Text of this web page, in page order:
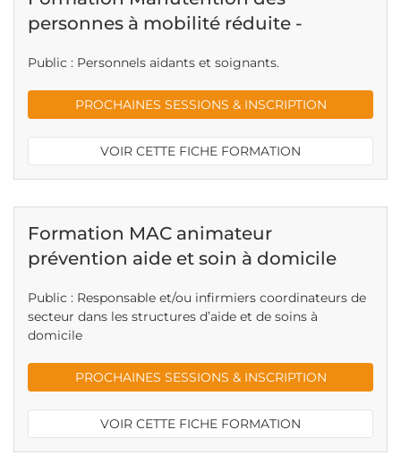
personnes à mobilité réduite -
Public : Personnels aidants et soignants.
PROCHAINES SESSIONS & INSCRIPTION
VOIR CETTE FICHE FORMATION
Formation MAC animateur
prévention aide et soin à domicile
Public : Responsable et/ou infirmiers coordinateurs de
secteur dans les structures d’aide et de soins à
domicile
PROCHAINES SESSIONS & INSCRIPTION
VOIR CETTE FICHE FORMATION